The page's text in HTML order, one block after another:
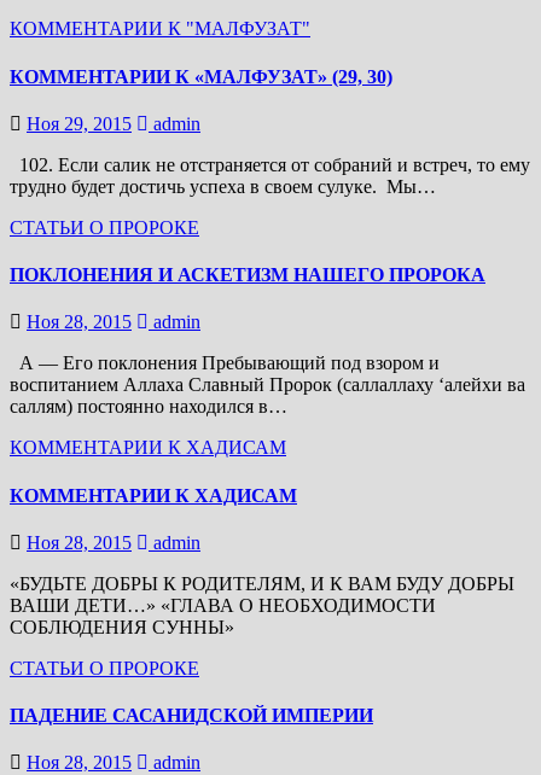
КОММЕНТАРИИ К "МАЛФУЗАТ"
КОММЕНТАРИИ К «МАЛФУЗАТ» (29, 30)
Ноя 29, 2015
admin
102. Если салик не отстраняется от собраний и встреч, то ему
трудно будет достичь успеха в своем сулуке. Мы…
СТАТЬИ О ПРОРОКЕ
ПОКЛОНЕНИЯ И АСКЕТИЗМ НАШЕГО ПРОРОКА
Ноя 28, 2015
admin
А — Его поклонения Пребывающий под взором и
воспитанием Аллаха Славный Пророк (саллаллаху ‘алейхи ва
саллям) постоянно находился в…
КОММЕНТАРИИ К ХАДИСАМ
КОММЕНТАРИИ К ХАДИСАМ
Ноя 28, 2015
admin
«БУДЬТЕ ДОБРЫ К РОДИТЕЛЯМ, И К ВАМ БУДУ ДОБРЫ
ВАШИ ДЕТИ…» «ГЛАВА О НЕОБХОДИМОСТИ
СОБЛЮДЕНИЯ СУННЫ»
СТАТЬИ О ПРОРОКЕ
ПАДЕНИЕ САСАНИДСКОЙ ИМПЕРИИ
Ноя 28, 2015
admin